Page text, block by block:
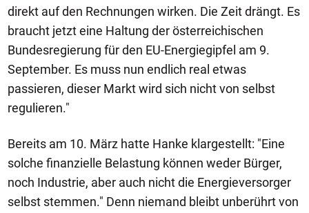
direkt auf den Rechnungen wirken. Die Zeit drängt. Es
braucht jetzt eine Haltung der österreichischen
Bundesregierung für den EU-Energiegipfel am 9.
September. Es muss nun endlich real etwas
passieren, dieser Markt wird sich nicht von selbst
regulieren."
Bereits am 10. März hatte Hanke klargestellt: "Eine
solche finanzielle Belastung können weder Bürger,
noch Industrie, aber auch nicht die Energieversorger
selbst stemmen." Denn niemand bleibt unberührt von